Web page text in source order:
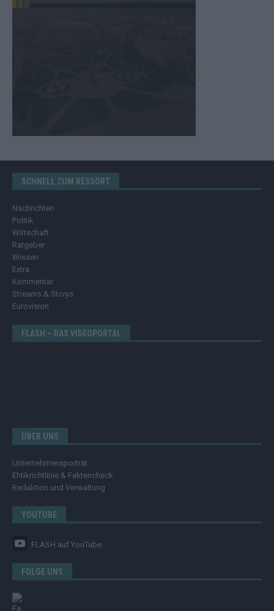
SCHNELL ZUM RESSORT
Nachrichten
Politik
Wirtschaft
Ratgeber
Wissen
Extra
Kommentar
Streams & Storys
Eurovision
FLASH – DAS VIDEOPORTAL
ÜBER UNS
Unternehmensporträt
Ehtikrichtlinie & Faktencheck
Redaktion und Verwaltung
YOUTUBE
FLASH auf YouTube
FOLGE UNS